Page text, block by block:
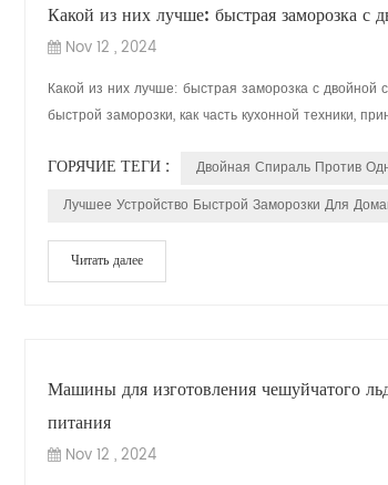
Какой из них лучше: быстрая заморозка
Nov 12 , 2024
Какой из них лучше: быстрая заморозка с
быстрой заморозки, как часть кухонной техники,
ГОРЯЧИЕ ТЕГИ :
Двойная Спираль Против
Лучшее Устройство Быстрой Заморозки Для
Читать далее
Машины для изготовления чешуйчатого
питания
Nov 12 , 2024